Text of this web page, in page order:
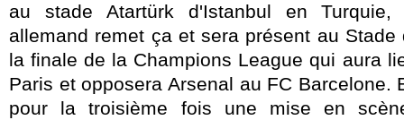
au stade Atartürk d'Istanbul en
allemand remet ça et sera présent au
la finale de la Champions League qui aura
Paris et opposera Arsenal au FC Barcelone.
pour la troisième fois une mise en